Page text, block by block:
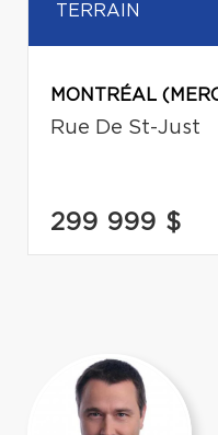
TERRAIN
Rue De St-Just
299 999 $